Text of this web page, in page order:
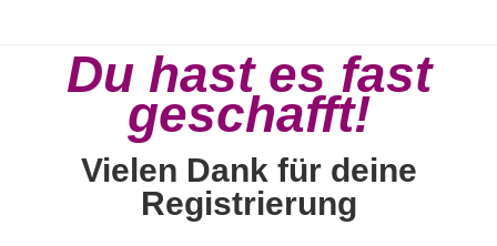
Du hast es fast
geschafft!
Vielen Dank für deine
Registrierung